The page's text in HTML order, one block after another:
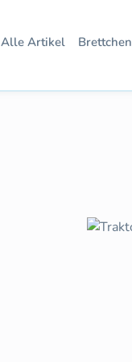
Alle Artikel Brettchen